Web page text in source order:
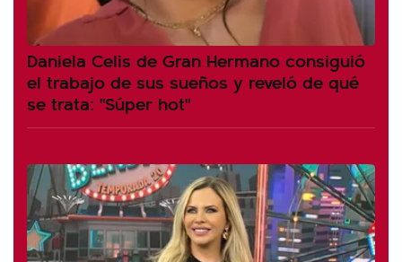
Daniela Celis de Gran Hermano consiguió
el trabajo de sus sueños y reveló de qué
se trata: "Súper hot"